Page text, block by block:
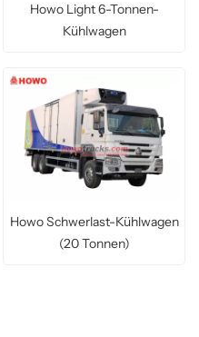
Howo Light 6-Tonnen-
Kühlwagen
Howo Schwerlast-Kühlwagen
(20 Tonnen)